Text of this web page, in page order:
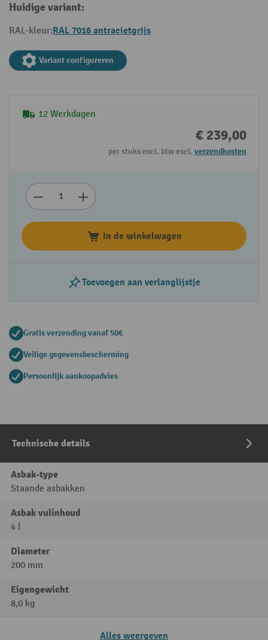
Huidige variant:
RAL-kleur:RAL 7016 antracietgrijs
Variant configureren
12 Werkdagen
€ 239,00
per stuks excl. btw excl. verzendkosten
In de winkelwagen
Toevoegen aan verlanglijstje
Gratis verzending vanaf 50€
Veilige gegevensbescherming
Persoonlijk aankoopadvies
Technische details
Asbak-type
Staande asbakken
Asbak vulinhoud
4 l
Diameter
200 mm
Eigengewicht
8,0 kg
Alles weergeven